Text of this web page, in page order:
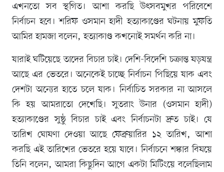
এখনতো সব স্থগিত। আশা করছি উৎসবমুখর পরিবেশে
নির্বাচন হবে। শরিফ ওসমান হাদী হত্যাকাণ্ডের ঘটনায় মুফতি
আমির হামজা বলেন, হত্যাকাণ্ড কখনোই সমর্থন করি না।
যারাই ঘটিয়েছে তাদের বিচার চাই। দেশি-বিদেশি চক্রান্ত ষড়যন্ত্র
আছে এর ভেতরে। অনেকেই চাচ্ছে নির্বাচন পিছিয়ে যাক এবং
দেশটা অন্যের হাতে চলে যাক। নির্বাচিত সরকার না আসলে
কি হয় আমরাতো দেখেছি। সুতরাং উনার (ওসমান হাদী)
হত্যাকাণ্ডের সুষ্ঠু বিচার চাই এবং নির্বাচনটা দ্রুত চাই। যে
তারিখ ঘোষণা দেওয়া আছে ফেব্রুয়ারির ১২ তারিখ, আশা
করছি এই তারিখের ভেতরে হয়ে যাবে। নির্বাচনে শঙ্কার বিষয়ে
তিনি বলেন, আমরা কিছুদিন আগে একটা মিটিংয়ে বলেছিলাম